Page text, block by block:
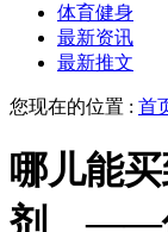
体育健身
最新资讯
最新推文
您现在的位置 : 首
哪儿能
剂 ——优